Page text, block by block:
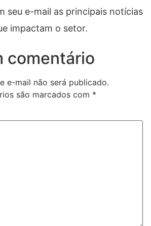
seu e-mail as principais notícias
impactam o setor.
comentário
e-mail não será publicado.
são marcados com *